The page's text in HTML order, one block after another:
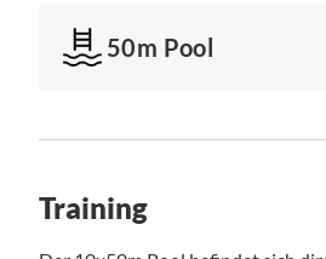
50m Pool
Training